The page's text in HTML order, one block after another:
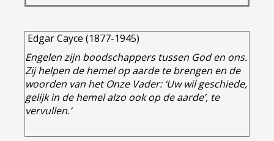
Edgar Cayce (1877-1945)
Engelen zijn boodschappers tussen God en ons.
Zij helpen de hemel op aarde te brengen en de
woorden van het Onze Vader: ‘Uw wil geschiede,
gelijk in de hemel alzo ook op de aarde’, te
vervullen.’